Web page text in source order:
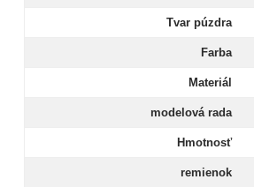
Tvar púzdra
Farba
Materiál
modelová rada
Hmotnosť
remienok